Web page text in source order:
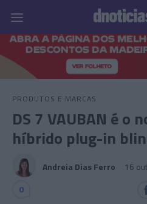
Prazeres
PRODUTOS E MARCAS
DS 7 VAUBAN é o
híbrido plug-in
Andreia Dias Ferro 16
0